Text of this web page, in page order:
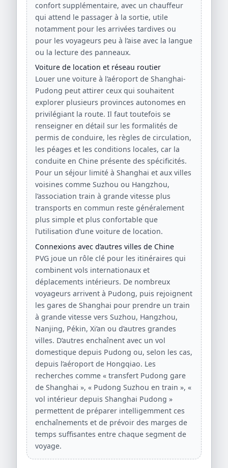
confort supplémentaire, avec un chauffeur
qui attend le passager à la sortie, utile
notamment pour les arrivées tardives ou
pour les voyageurs peu à l’aise avec la langue
ou la lecture des panneaux.
Voiture de location et réseau routier
Louer une voiture à l’aéroport de Shanghai-
Pudong peut attirer ceux qui souhaitent
explorer plusieurs provinces autonomes en
privilégiant la route. Il faut toutefois se
renseigner en détail sur les formalités de
permis de conduire, les règles de circulation,
les péages et les conditions locales, car la
conduite en Chine présente des spécificités.
Pour un séjour limité à Shanghai et aux villes
voisines comme Suzhou ou Hangzhou,
l’association train à grande vitesse plus
transports en commun reste généralement
plus simple et plus confortable que
l’utilisation d’une voiture de location.
Connexions avec d’autres villes de Chine
PVG joue un rôle clé pour les itinéraires qui
combinent vols internationaux et
déplacements intérieurs. De nombreux
voyageurs arrivent à Pudong, puis rejoignent
les gares de Shanghai pour prendre un train
à grande vitesse vers Suzhou, Hangzhou,
Nanjing, Pékin, Xi’an ou d’autres grandes
villes. D’autres enchaînent avec un vol
domestique depuis Pudong ou, selon les cas,
depuis l’aéroport de Hongqiao. Les
recherches comme « transfert Pudong gare
de Shanghai », « Pudong Suzhou en train », «
vol intérieur depuis Shanghai Pudong »
permettent de préparer intelligemment ces
enchaînements et de prévoir des marges de
temps suffisantes entre chaque segment de
voyage.